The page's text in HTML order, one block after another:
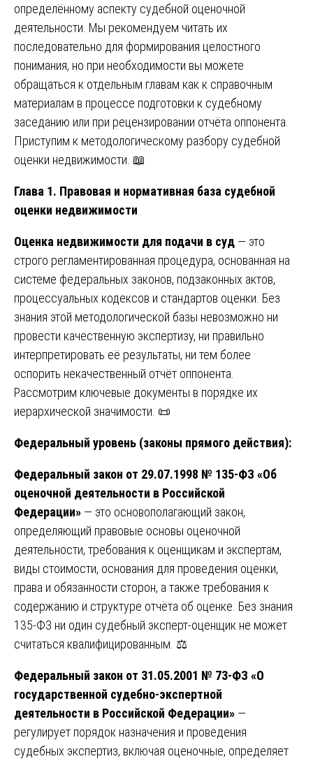
определённому аспекту судебной оценочной
деятельности. Мы рекомендуем читать их
последовательно для формирования целостного
понимания, но при необходимости вы можете
обращаться к отдельным главам как к справочным
материалам в процессе подготовки к судебному
заседанию или при рецензировании отчёта оппонента.
Приступим к методологическому разбору судебной
оценки недвижимости. 📖
Глава 1. Правовая и нормативная база судебной
оценки недвижимости
Оценка недвижимости для подачи в суд — это
строго регламентированная процедура, основанная на
системе федеральных законов, подзаконных актов,
процессуальных кодексов и стандартов оценки. Без
знания этой методологической базы невозможно ни
провести качественную экспертизу, ни правильно
интерпретировать её результаты, ни тем более
оспорить некачественный отчёт оппонента.
Рассмотрим ключевые документы в порядке их
иерархической значимости. 📜
Федеральный уровень (законы прямого действия):
Федеральный закон от 29.07.1998 № 135-ФЗ «Об
оценочной деятельности в Российской
Федерации» — это основополагающий закон,
определяющий правовые основы оценочной
деятельности, требования к оценщикам и экспертам,
виды стоимости, основания для проведения оценки,
права и обязанности сторон, а также требования к
содержанию и структуре отчёта об оценке. Без знания
135-ФЗ ни один судебный эксперт-оценщик не может
считаться квалифицированным. ⚖️
Федеральный закон от 31.05.2001 № 73-ФЗ «О
государственной судебно-экспертной
деятельности в Российской Федерации» —
регулирует порядок назначения и проведения
судебных экспертиз, включая оценочные, определяет